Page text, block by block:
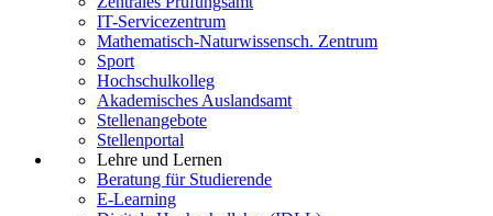
IT-Servicezentrum
Mathematisch-Naturwissensch. Zentrum
Sport
Hochschulkolleg
Akademisches Auslandsamt
Stellenangebote
Stellenportal
Lehre und Lernen
Beratung für Studierende
E-Learning